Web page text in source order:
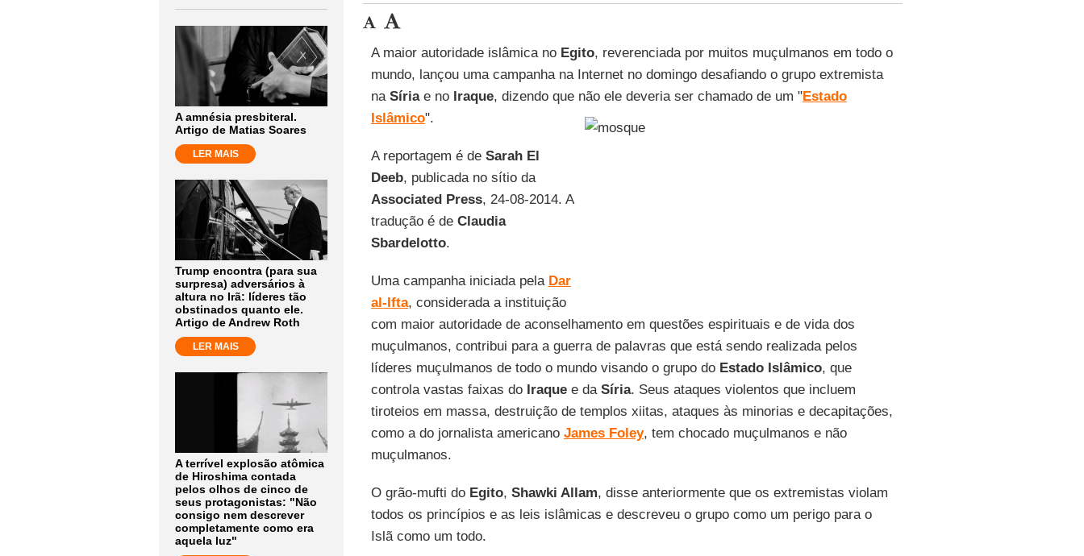
A amnésia presbiteral.
Artigo de Matias Soares
LER MAIS
Trump encontra (para sua
surpresa) adversários à
altura no Irã: líderes tão
obstinados quanto ele.
Artigo de Andrew Roth
LER MAIS
A terrível explosão atômica
de Hiroshima contada
pelos olhos de cinco de
seus protagonistas: "Não
consigo nem descrever
completamente como era
aquela luz"
A maior autoridade islâmica no Egito, reverenciada por muitos muçulmanos em todo o
mundo, lançou uma campanha na Internet no domingo desafiando o grupo extremista
na Síriae no Iraque, dizendo que não ele deveria ser chamado de um "Estado
Islâmico".
A reportagem é de Sarah El
Deeb, publicada no sítio da
Associated Press, 24-08-2014. A
tradução é de Claudia
Sbardelotto.
Uma campanha iniciada pela Dar
al-Ifta, considerada a instituição
com maior autoridade de aconselhamento em questões espirituais e de vida dos
muçulmanos, contribui para a guerra de palavras que está sendo realizada pelos
líderes muçulmanos de todo o mundo visando o grupo do Estado Islâmico, que
controla vastas faixas do Iraquee da Síria. Seus ataques violentos que incluem
tiroteios em massa, destruição de templos xiitas, ataques às minorias e decapitações,
como a do jornalista americano James Foley, tem chocado muçulmanos e não
muçulmanos.
O grão-mufti do Egito, Shawki Allam, disse anteriormente que os extremistas violam
todos os princípios e as leis islâmicas e descreveu o grupo como um perigo para o
Islã como um todo.